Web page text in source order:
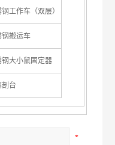
工作车（双层）
钢搬运车
钢大小鼠固定器
剖台